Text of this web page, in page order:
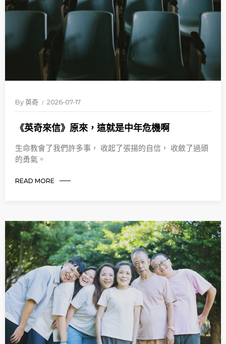
By英奇 2026-07-17
《英奇來信》原來，這就是中年危機啊
生命教會了我們許多事， 收起了張揚的自信， 收斂了過頭
的勇氣。
READ MORE